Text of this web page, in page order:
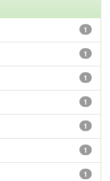
1
1
1
1
1
1
1